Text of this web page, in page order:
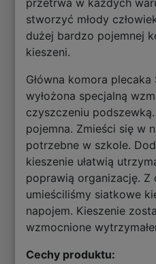
stworzyć młody
dużej bardzo pojemnej
kieszeni.
Główna komora plecaka
wyłożona specjalną
czyszczeniu
pojemna. Zmieści się w
potrzebne w szkole.
kieszenie ułatwią
poprawią organizację. Z
umieściliśmy siatkowe
napojem. Kieszenie
wzmocnione
Cechy produktu: